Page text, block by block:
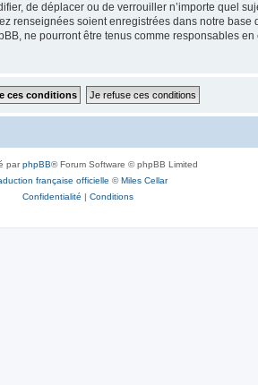
de déplacer ou de verrouiller n’importe quel
renseignées soient enregistrées dans notre
ne pourront être tenus comme responsables
parphpBB® Forum Software © phpBB Limited
française officielle ©Miles Cellar
Confidentialité | Conditions